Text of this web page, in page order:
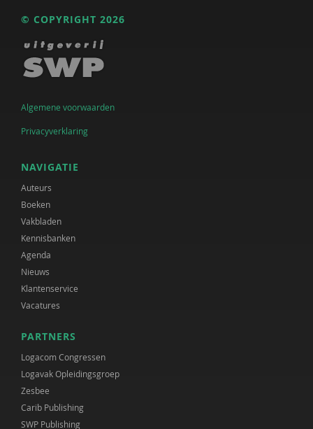
© COPYRIGHT 2026
Algemene voorwaarden
Privacyverklaring
NAVIGATIE
Auteurs
Boeken
Vakbladen
Kennisbanken
Agenda
Nieuws
Klantenservice
Vacatures
PARTNERS
Logacom Congressen
Logavak Opleidingsgroep
Zesbee
Carib Publishing
SWP Publishing